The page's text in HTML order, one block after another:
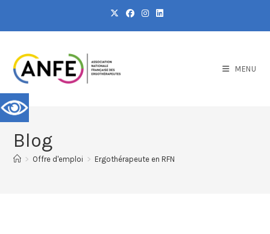
MENU
Blog
> Offre d'emploi > Ergothérapeute en RFN